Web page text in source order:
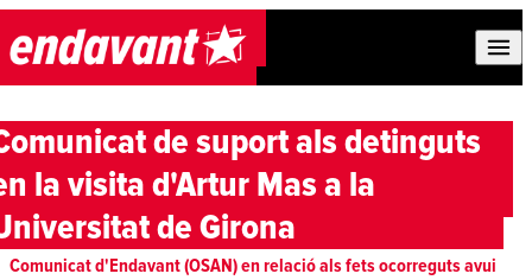
Skip to content
de suport als detinguts
la visita d'Artur Mas a la
de Girona
Comunicat d'Endavant (OSAN) en relació als fets ocorreguts avui